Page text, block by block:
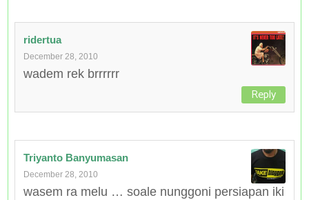
ridertua
December 28, 2010
wadem rek brrrrrr
Reply
Triyanto Banyumasan
December 28, 2010
wasem ra melu … soale nunggoni persiapan iki